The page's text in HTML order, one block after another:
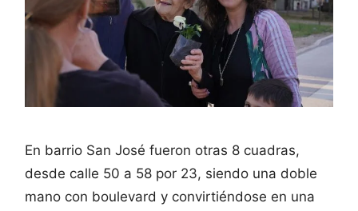
En barrio San José fueron otras 8 cuadras,
desde calle 50 a 58 por 23, siendo una doble
mano con boulevard y convirtiéndose en una